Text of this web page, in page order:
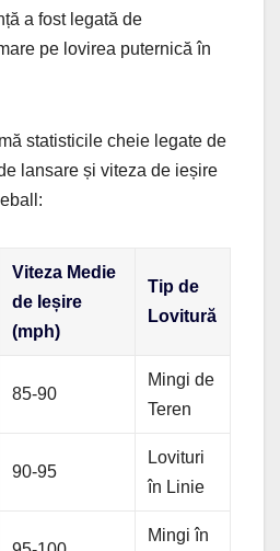
a fost legată de
pe lovirea puternică în
statisticile cheie legate de
lansare și viteza de ieșire
Viteza Medie
de Ieșire
(mph)
Tip de
Lovitură
85-90
Mingi de
Teren
90-95
Lovituri
în Linie
Mingi în